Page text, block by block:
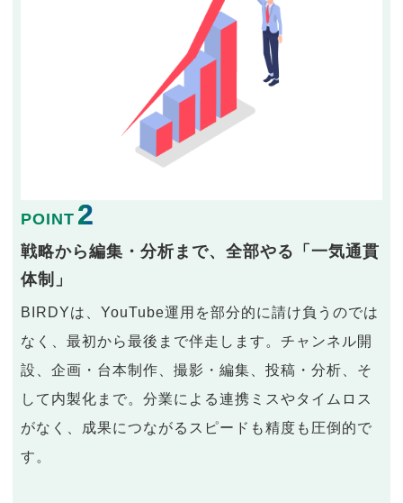
POINT 2
戦略から編集・分析まで、全部やる「一気通貫
体制」
BIRDYは、YouTube運用を部分的に請け負うのでは
なく、最初から最後まで伴走します。チャンネル開
設、企画・台本制作、撮影・編集、投稿・分析、そ
して内製化まで。分業による連携ミスやタイムロス
がなく、成果につながるスピードも精度も圧倒的で
す。